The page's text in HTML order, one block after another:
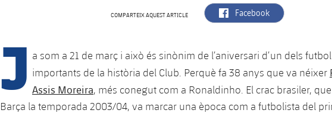
COMPARTEIX AQUEST ARTICLE label.aria.facebook
Facebook
J a som a 21 de març i això és sinònim de l’aniversari d’un dels
importants de la història del Club. Perquè fa 38 anys que va néixer
Assis Moreira, més conegut com a Ronaldinho. El crac brasiler,
Barça la temporada 2003/04, va marcar una època com a futbolista del